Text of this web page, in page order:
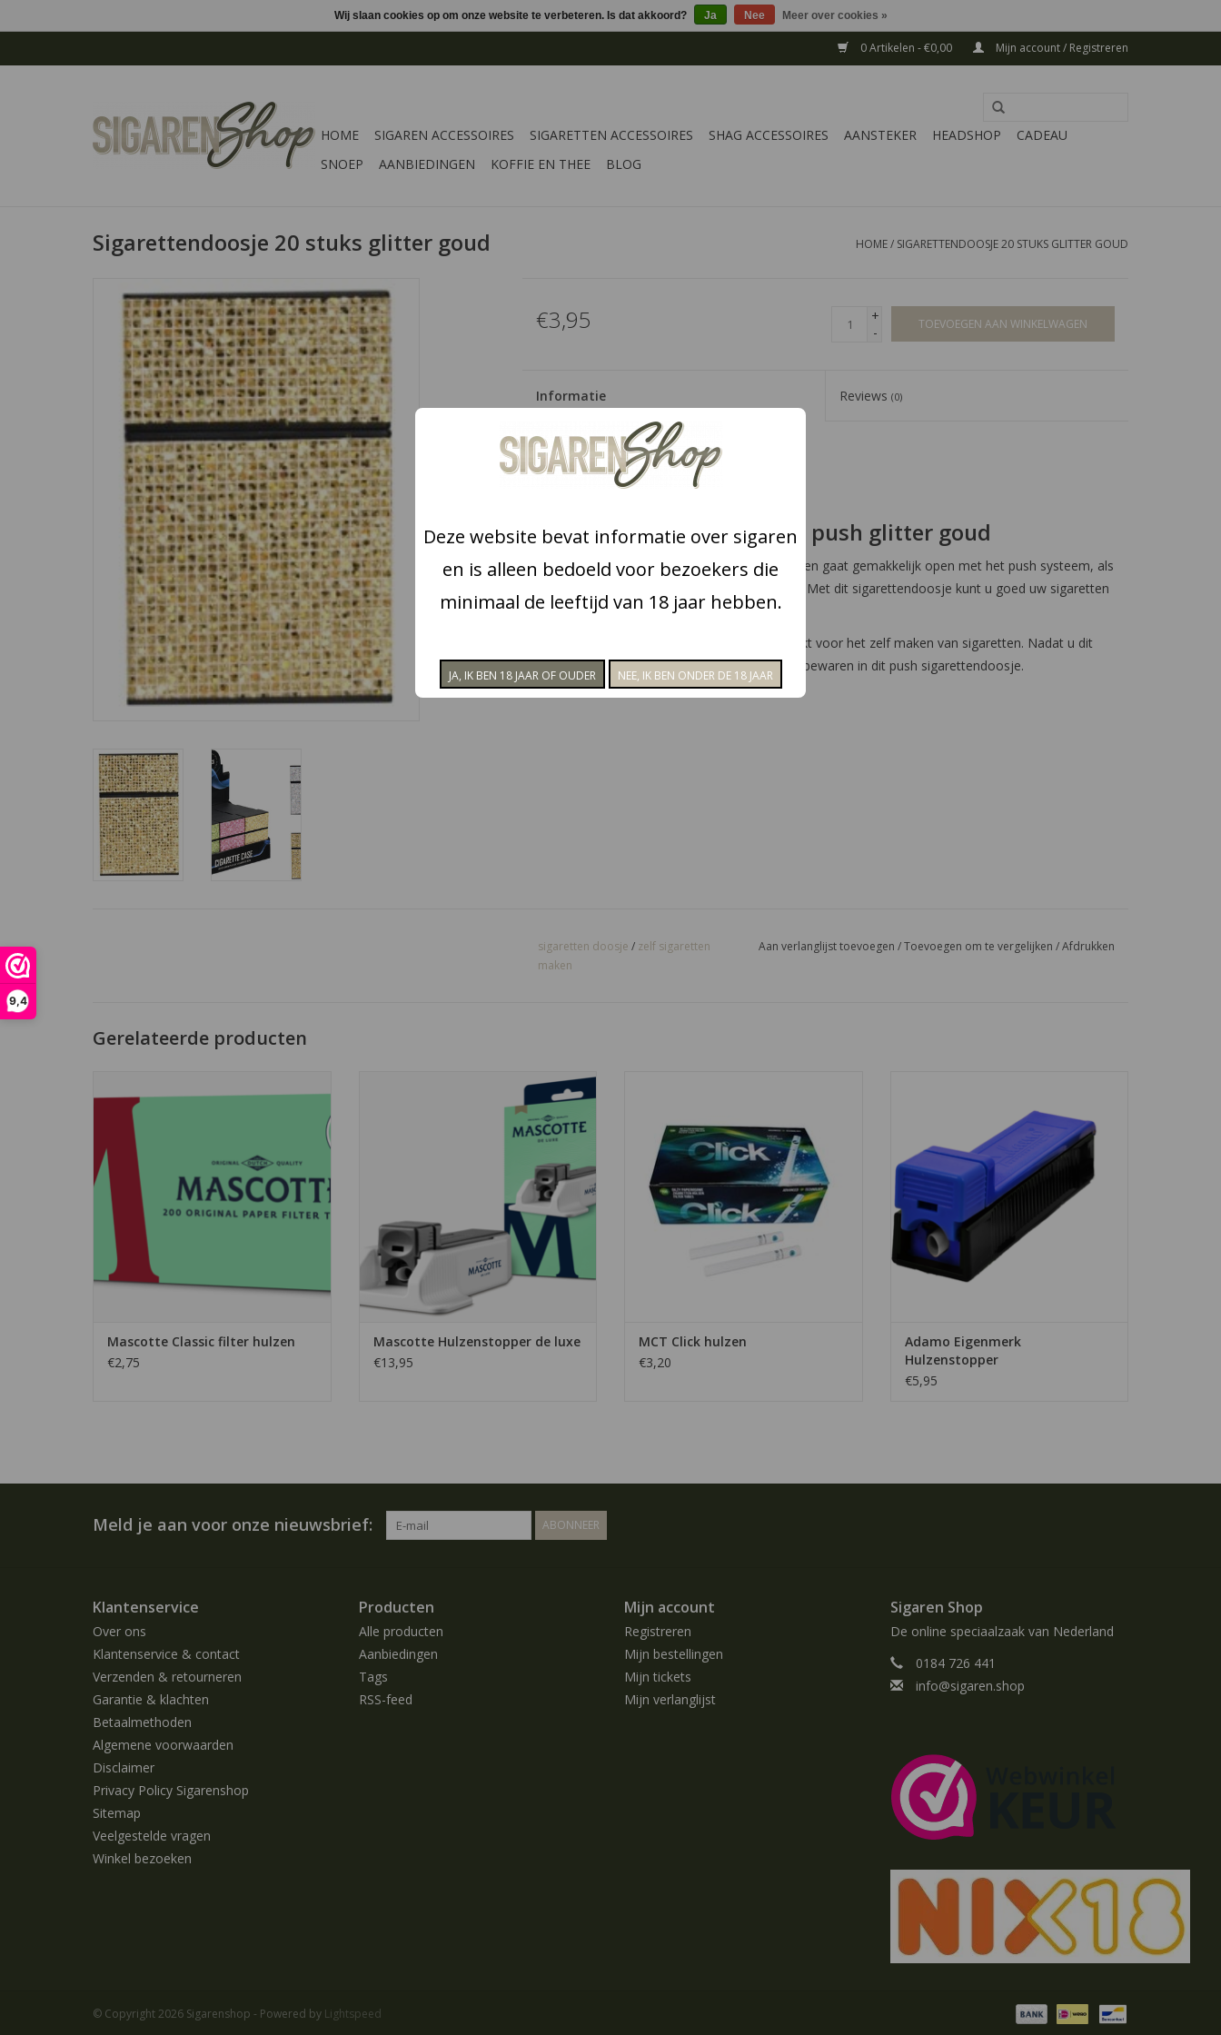
9,4
0 Artikelen - €0,00 Mijn account / Registreren
HOME SIGAREN ACCESSOIRES SIGARETTEN ACCESSOIRES SHAG ACCESSOIRES AANSTEKER HEADSHOP
CADEAU
SNOEP
AANBIEDINGEN KOFFIE EN THEE BLOG
Sigarettendoosje 20 stuks glitter goud HOME/ SIGARETTENDOOSJE 20 STUKS GLITTER GOUD
€3,95
+
-
TOEVOEGEN AAN WINKELWAGEN
Informatie Reviews(0)
Beschikbaarheid: Op voorraad
Levertijd:
1-2 dagen
Sigarettendoosje 20 stuks push glitter goud
Dit handige sigarettendoosje voor 20 sigaretten gaat gemakkelijk open met het push systeem, als
u de voorkant indrukt schiet het doosje open. Met dit sigarettendoosje kunt u goed uw sigaretten
beschermen tegen schade.
Het sigarettendoosje is ook uitermate geschikt voor het zelf maken van sigaretten. Nadat u dit
heeft gedaan kunt u de sigaretten eenvoudig bewaren in dit push sigarettendoosje.
sigaretten doosje / zelf sigaretten
maken
Aan verlanglijst toevoegen /Toevoegen om te vergelijken /Afdrukken
Gerelateerde producten
De mascotte filter huls is in Nederland de
meest verkochte huls die gebruikt wordt
TOEVOEGEN AAN WINKELWAGEN
Mascotte Classic filter hulzen
€2,75
De Mascotte hulzenstopper de luxe is het
eerste sigaretten apparaatje van Mascotte
en is uiteindelijk ook de beste. Er zijn
voor de meeste mensen is dit artikel het
TOEVOEGEN AAN WINKELWAGEN
Mascotte Hulzenstopper de luxe
€13,95
een doosje.
TOEVOEGEN AAN WINKELWAGEN
MCT Click hulzen
€3,20
sigarettenmachine genoemd, heeft een
scherpe prijs en is voor geschikt voor het
zelf maken van sigaretten.
TOEVOEGEN AAN WINKELWAGEN
Adamo Eigenmerk
Hulzenstopper
€5,95
Meld je aan voor onze nieuwsbrief: ABONNEER
Klantenservice
Over ons
Klantenservice & contact
Verzenden & retourneren
Garantie & klachten
Betaalmethoden
Algemene voorwaarden
Disclaimer
Privacy Policy Sigarenshop
Sitemap
Veelgestelde vragen
Winkel bezoeken
Producten
Alle producten
Aanbiedingen
Tags
RSS-feed
Mijn account
Registreren
Mijn bestellingen
Mijn tickets
Mijn verlanglijst
Sigaren Shop
De online speciaalzaak van Nederland
0184 726 441
info@sigaren.shop
© Copyright 2026 Sigarenshop - Powered by Lightspeed
Wij slaan cookies op om onze website te verbeteren. Is dat akkoord? Ja Nee Meer over cookies »
Deze website bevat informatie over sigaren
en is alleen bedoeld voor bezoekers die
minimaal de leeftijd van 18 jaar hebben.